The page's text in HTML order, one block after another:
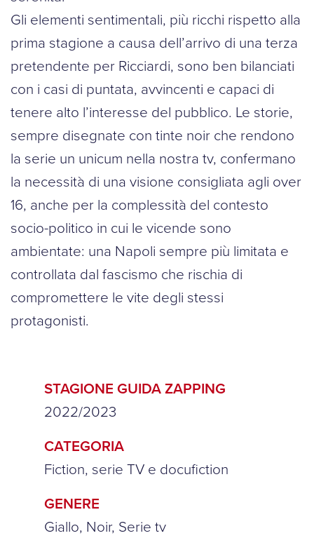
Gli elementi sentimentali, più ricchi rispetto alla
prima stagione a causa dell’arrivo di una terza
pretendente per Ricciardi, sono ben bilanciati
con i casi di puntata, avvincenti e capaci di
tenere alto l’interesse del pubblico. Le storie,
sempre disegnate con tinte noir che rendono
la serie un unicum nella nostra tv, confermano
la necessità di una visione consigliata agli over
16, anche per la complessità del contesto
socio-politico in cui le vicende sono
ambientate: una Napoli sempre più limitata e
controllata dal fascismo che rischia di
compromettere le vite degli stessi
protagonisti.
STAGIONE GUIDA ZAPPING
2022/2023
CATEGORIA
Fiction, serie TV e docufiction
GENERE
Giallo, Noir, Serie tv